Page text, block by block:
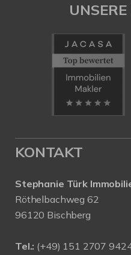
KONTAKT
Stephanie Türk
Röthelbachweg 62
96120 Bischberg
Tel.: (+49) 151 2707